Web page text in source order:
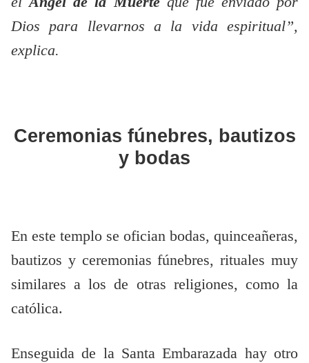
Dios para llevarnos a la vida espiritual”,
explica.
Ceremonias fúnebres, bautizos
y bodas
En este templo se ofician bodas, quinceañeras,
bautizos y ceremonias fúnebres, rituales muy
similares a los de otras religiones, como la
católica.
Enseguida de la Santa Embarazada hay otro